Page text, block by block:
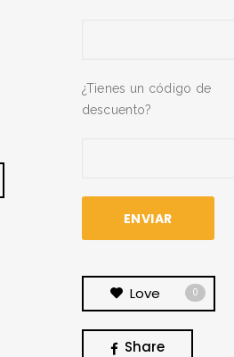
¿Tienes un código de
descuento?
Love 0
Share